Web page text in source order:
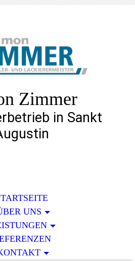
Zimmer
in Sankt
UNS